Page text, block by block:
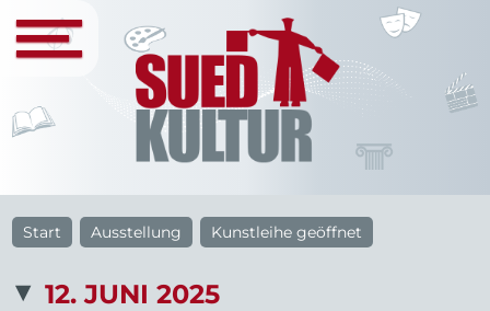
Start Ausstellung Kunstleihe geöffnet
12. JUNI 2025